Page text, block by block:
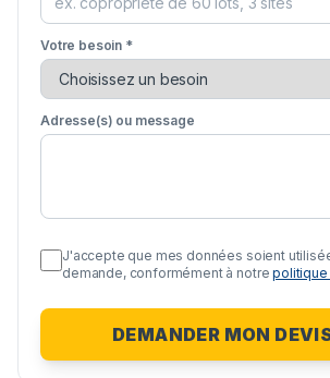
Votre besoin *
Adresse(s) ou message
J'accepte que mes données soient
demande, conformément à notre
DEMANDER MON